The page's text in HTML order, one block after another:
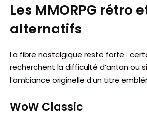
Les MMORPG rétro
alternatifs
La fibre nostalgique reste forte :
recherchent la difficulté d’antan ou
l’ambiance originelle d’un titre
WoW Classic